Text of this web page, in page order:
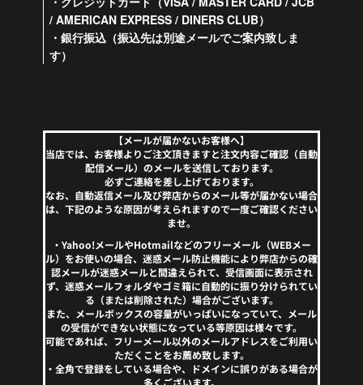
/ AMERICAN EXPRESS / DINERS CLUB）
・銀行振込（振込先は別途メールでご案内致しま
す）
【メールが届かないお客様へ】
当店では、お客様よりご注文頂きますと注文内容ご確認（自動
配信メール）のメールを送信しております。
必ずご連絡を差し上げております。
なお、自動返信メール及び弊店からのメール等が届かない場合
は、下記のような原因が考えられますので一度ご確認ください
ませ。
・Yahoo!メールやHotmailなどのフリーメール（WEBメー
ル）をお使いの場合、迷惑メール防止機能により弊店からの確
認メールが迷惑メールと間違えられて、受信画面に表示され
ず、迷惑メールフォルダやゴミ箱に自動的に振り分けられてい
る（または削除された）場合がございます。
また、メールボックスの容量がいっぱいになっていて、メール
の受信ができない状態になっている等原因は様々です。
可能であれば、フリーメール以外のメールアドレスをご利用い
ただくことをお薦め致します。
・全角で登録をしている場合や、ドメインに誤りがある場合が
多くございます。